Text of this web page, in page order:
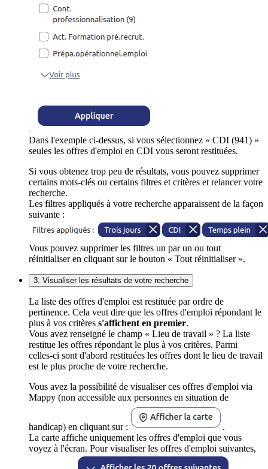
Dans l'exemple ci-dessus, si vous sélectionnez « CDI (941) »
seules les offres d'emploi en CDI vous seront restituées.
Si vous obtenez trop peu de résultats, vous pouvez supprimer
certains mots-clés ou certains filtres et critères et relancer votre
recherche.
Les filtres appliqués à votre recherche apparaissent de la façon
suivante :
Vous pouvez supprimer les filtres un par un ou tout
réinitialiser en cliquant sur le bouton « Tout réinitialiser ».
3. Visualiser les résultats de votre recherche
La liste des offres d'emploi est restituée par ordre de
pertinence. Cela veut dire que les offres d'emploi répondant le
plus à vos critères s'affichent en premier.
Vous avez renseigné le champ « Lieu de travail » ? La liste
restitue les offres répondant le plus à vos critères. Parmi
celles-ci sont d'abord restituées les offres dont le lieu de travail
est le plus proche de votre recherche.
Vous avez la possibilité de visualiser ces offres d'emploi via
Mappy (non accessible aux personnes en situation de
handicap) en cliquant sur :
.
La carte affiche uniquement les offres d'emploi que vous
voyez à l'écran. Pour visualiser les offres d'emploi suivantes,